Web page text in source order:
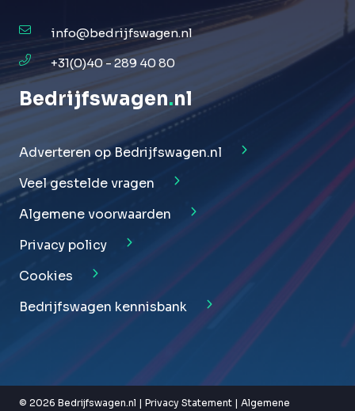
info@bedrijfswagen.nl
+31(0)40 - 289 40 80
Bedrijfswagen.nl
Adverteren op Bedrijfswagen.nl
Veel gestelde vragen
Algemene voorwaarden
Privacy policy
Cookies
Bedrijfswagen kennisbank
© 2026 Bedrijfswagen.nl | Privacy Statement | Algemene